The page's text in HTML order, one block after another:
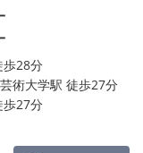
歩28分
術大学駅 徒歩27分
歩27分